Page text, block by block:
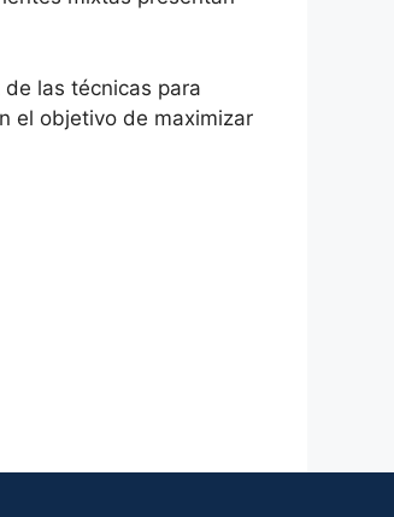
las técnicas para
el objetivo de maximizar